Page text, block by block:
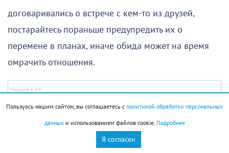
договаривались о встрече с кем-то из друзей,
постарайтесь пораньше предупредить их о
перемене в планах, иначе обида может на время
омрачить отношения.
Весы (23 сентября – 23 октября)
День требует осторожности. Если принимать
Пользуясь нашим сайтом, вы соглашаетесь с политикой обработки персональных
данныхи использованием файлов cookie. Подробнее
Я согласен